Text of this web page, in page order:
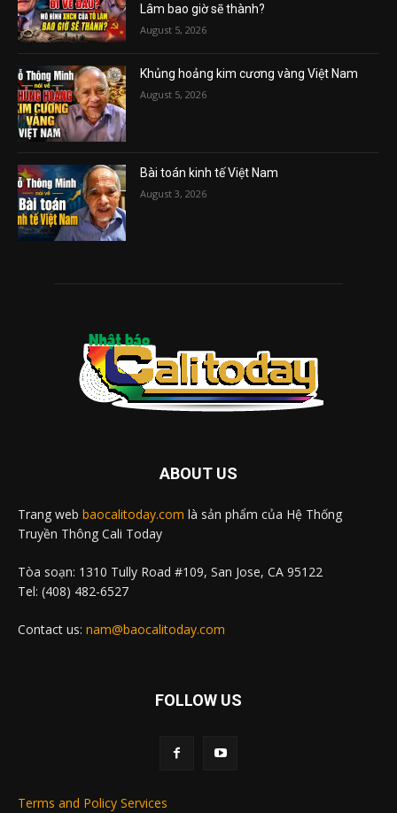
Lâm bao giờ sẽ thành?
August 5, 2026
Khủng hoảng kim cương vàng Việt Nam
August 5, 2026
Bài toán kinh tế Việt Nam
August 3, 2026
ABOUT US
Trang web baocalitoday.com là sản phẩm của Hệ Thống
Truyền Thông Cali Today
Tòa soạn: 1310 Tully Road #109, San Jose, CA 95122
Tel: (408) 482-6527
Contact us: nam@baocalitoday.com
FOLLOW US
Terms and Policy Services